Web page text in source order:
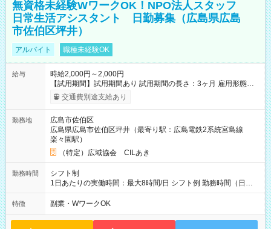
無資格未経験WワークOK！NPO法人スタッフ
日常生活アシスタント 日勤募集（広島県広島
市佐伯区坪井）
アルバイト 職種未経験OK
給与
時給2,000円～2,000円
【試用期間】試用期間あり 試用期間の長さ：3ヶ月 雇用形態、
給与は本採用時と同じです。
交通費別途支給あり
勤務地
広島市佐伯区
広島県広島市佐伯区坪井（最寄り駅：広島電鉄2系統宮島線
楽々園駅）
（特定）広域協会 CILあき
勤務時間
シフト制
1日あたりの実働時間：最大8時間/日 シフト例 勤務時間（日
勤）・8時～18時 （実働時間8時間 待機休憩2時間）（日勤1回
あたりの給与 2万円）
特徴 副業・WワークOK